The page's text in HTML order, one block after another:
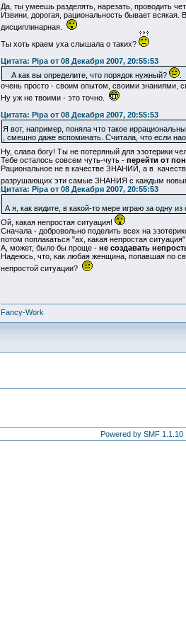
Да, ты умеешь разделять, нарезать, проводить
Извини, дорогая, рациональность бывает
дисциплинарная.
Ты хоть краем уха слышала о таких?
Цитата: Pipa от 08 Декабря 2007, 20:55:53
А как вы определите, что порядок нужный?
.
очень просто - своим опытом, своими знаниями,
Ну уж не твоими - это точно.
Цитата: Pipa от 08 Декабря 2007, 20:55:53
Я вот, например, поняла что такое
, смешно даже вспоминать. Считала, что если
Ну, слава богу! Ты не потеряный для эзотерики
Тебе осталось совсем чуть-чуть - перейти от
Рациональное не в качестве ЗНАНИЙ, а в
разрушающих эти самые ЗНАНИЯ с каждым
Цитата: Pipa от 08 Декабря 2007, 20:55:53
А я, как видите, в какой-то мере играю за одну
Ой, какая непростая ситуация!
Сначала - добровольно поделить всех на
потом поплакаться "ах, какая непростая
А, может, было бы проще - не создавать
Надеюсь, что, как любая женщина, попавшая по
непростой ситуации?
Fancy-Work
Powered by SMF 1.1.10